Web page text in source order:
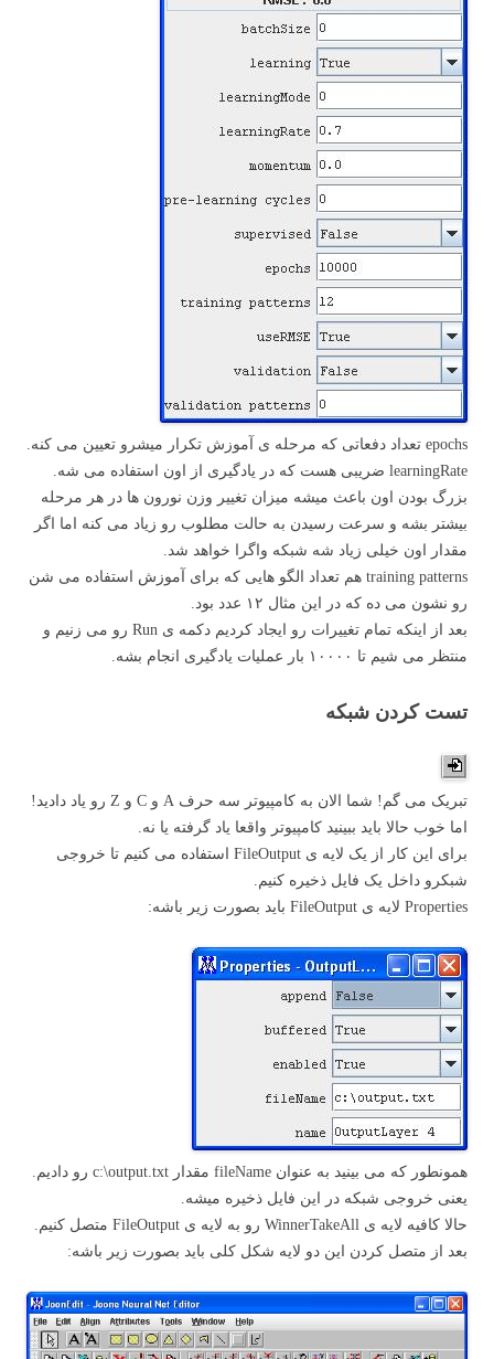
epochs تعداد دفعاتی که مرحله ی آموزش تکرار میشرو تعیین می کنه.
learningRate ضریبی هست که در یادگیری از اون استفاده می شه.
بزرگ بودن اون باعث میشه میزان تغییر وزن نورون ها در هر مرحله
بیشتر بشه و سرعت رسیدن به حالت مطلوب رو زیاد می کنه اما اگر
مقدار اون خیلی زیاد شه شبکه واگرا خواهد شد.
training patterns هم تعداد الگو هایی که برای آموزش استفاده می شن
رو نشون می ده که در این مثال ۱۲ عدد بود.
بعد از اینکه تمام تغییرات رو ایجاد کردیم دکمه ی Run رو می زنیم و
منتظر می شیم تا ۱۰۰۰۰ بار عملیات یادگیری انجام بشه.
تست کردن شبکه
تبریک می گم! شما الان به کامپیوتر سه حرف A و C و Z رو یاد دادید!
اما خوب حالا باید ببینید کامپیوتر واقعا یاد گرفته یا نه.
برای این کار از یک لایه ی FileOutput استفاده می کنیم تا خروجی
شبکرو داخل یک فایل ذخیره کنیم.
Properties لایه ی FileOutput باید بصورت زیر باشه:
همونطور که می بینید به عنوان fileName مقدار c:\output.txt رو دادیم.
یعنی خروجی شبکه در این فایل ذخیره میشه.
حالا کافیه لایه ی WinnerTakeAll رو به لایه ی FileOutput متصل کنیم.
بعد از متصل کردن این دو لایه شکل کلی باید بصورت زیر باشه: